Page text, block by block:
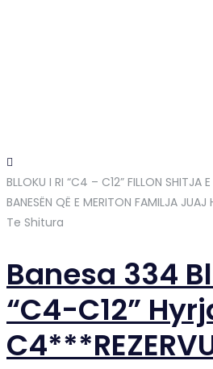
BLLOKU I RI “C4 – C12” FILLON SHITJA
BANESËN QË E MERITON FAMILJA JUAJ
Te Shitura
Banesa 334
“C4-C12”